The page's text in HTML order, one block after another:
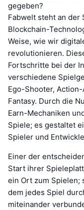
gegeben?
Fabwelt steht an der
Blockchain-
Weise, wie wir
revolutionieren.
Fortschritte bei der
verschiedene
Ego-Shooter,
Fantasy. Durch die
Earn-Mechaniken
Spiele; es gestaltet
Spieler und
Einer der
Start ihrer
ein Ort zum Spielen;
dem jedes Spiel
miteinander